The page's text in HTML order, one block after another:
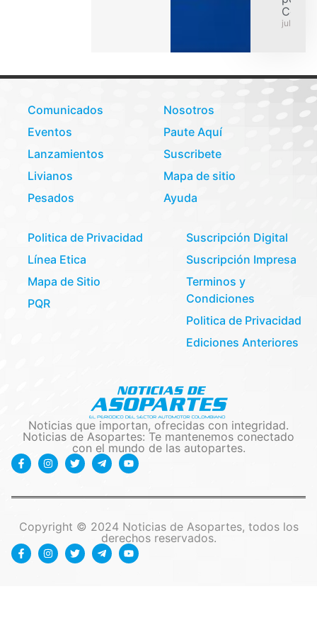
julio 31,
Comunicados
Eventos
Lanzamientos
Livianos
Pesados
Nosotros
Paute Aquí
Suscribete
Mapa de sitio
Ayuda
Politica de Privacidad
Línea Etica
Mapa de Sitio
PQR
Suscripción Digital
Suscripción Impresa
Terminos y
Condiciones
Politica de Privacidad
Ediciones Anteriores
Noticias que importan, ofrecidas con integridad.
Noticias de Asopartes: Te mantenemos conectado
con el mundo de las autopartes.
Copyright © 2024 Noticias de Asopartes, todos los
derechos reservados.